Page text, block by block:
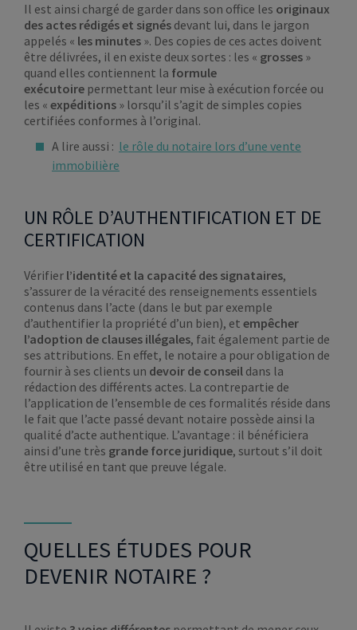
Il est ainsi chargé de garder dans son office les originaux
des actes rédigés et signés devant lui, dans le jargon
appelés « les minutes ». Des copies de ces actes doivent
être délivrées, il en existe deux sortes : les « grosses »
quand elles contiennent la formule
exécutoire permettant leur mise à exécution forcée ou
les « expéditions » lorsqu’il s’agit de simples copies
certifiées conformes à l’original.
A lire aussi : le rôle du notaire lors d’une vente
immobilière
UN RÔLE D’AUTHENTIFICATION ET DE
CERTIFICATION
Vérifier l’identité et la capacité des signataires,
s’assurer de la véracité des renseignements essentiels
contenus dans l’acte (dans le but par exemple
d’authentifier la propriété d’un bien), et empêcher
l’adoption de clauses illégales, fait également partie de
ses attributions. En effet, le notaire a pour obligation de
fournir à ses clients un devoir de conseil dans la
rédaction des différents actes. La contrepartie de
l’application de l’ensemble de ces formalités réside dans
le fait que l’acte passé devant notaire possède ainsi la
qualité d’acte authentique. L’avantage : il bénéficiera
ainsi d’une très grande force juridique, surtout s’il doit
être utilisé en tant que preuve légale.
QUELLES ÉTUDES POUR
DEVENIR NOTAIRE ?